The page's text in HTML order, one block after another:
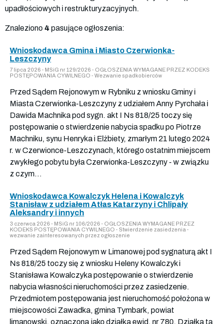
upadłościowych i restrukturyzacyjnych.
Znaleziono 4 pasujące ogłoszenia:
Wnioskodawca Gmina i Miasto Czerwionka-
Leszczyny
7 lipca 2026 - MSiG nr 129/2026 - OGŁOSZENIA WYMAGANE PRZEZ KODEKS
POSTĘPOWANIA CYWILNEGO - Wezwanie spadkobierców
Przed Sądem Rejonowym w Rybniku z wniosku Gminy i
Miasta Czerwionka-Leszczyny z udziałem Anny Pyrchała i
Dawida Machnika pod sygn. akt I Ns 818/25 toczy się
postępowanie o stwierdzenie nabycia spadku po Piotrze
Machniku, synu Henryka i Elżbiety, zmarłym 21 lutego 2024
r. w Czerwionce-Leszczynach, którego ostatnim miejscem
zwykłego pobytu była Czerwionka-Leszczyny - w związku
z czym...
Wnioskodawca Kowalczyk Helena i Kowalczyk
Stanisław z udziałem Atłas Katarzyny i Chlipały
Aleksandry i innych
3 czerwca 2026 - MSiG nr 106/2026 - OGŁOSZENIA WYMAGANE PRZEZ
KODEKS POSTĘPOWANIA CYWILNEGO - Stwierdzenie zasiedzenia -
wezwanie zainteresowanych przez ogłoszenie
Przed Sądem Rejonowym w Limanowej pod sygnaturą akt I
Ns 818/25 toczy się z wniosku Heleny Kowalczyk i
Stanisława Kowalczyka postępowanie o stwierdzenie
nabycia własności nieruchomości przez zasiedzenie.
Przedmiotem postępowania jest nieruchomość położona w
miejscowości Zawadka, gmina Tymbark, powiat
limanowski, oznaczona jako działka ewid. nr 780. Działka ta